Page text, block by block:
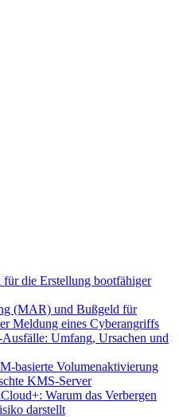
die Erstellung bootfähiger
(MAR) und Bußgeld für
Meldung eines Cyberangriffs
Umfang, Ursachen und
basierte Volumenaktivierung
KMS-Server
Warum das Verbergen
darstellt